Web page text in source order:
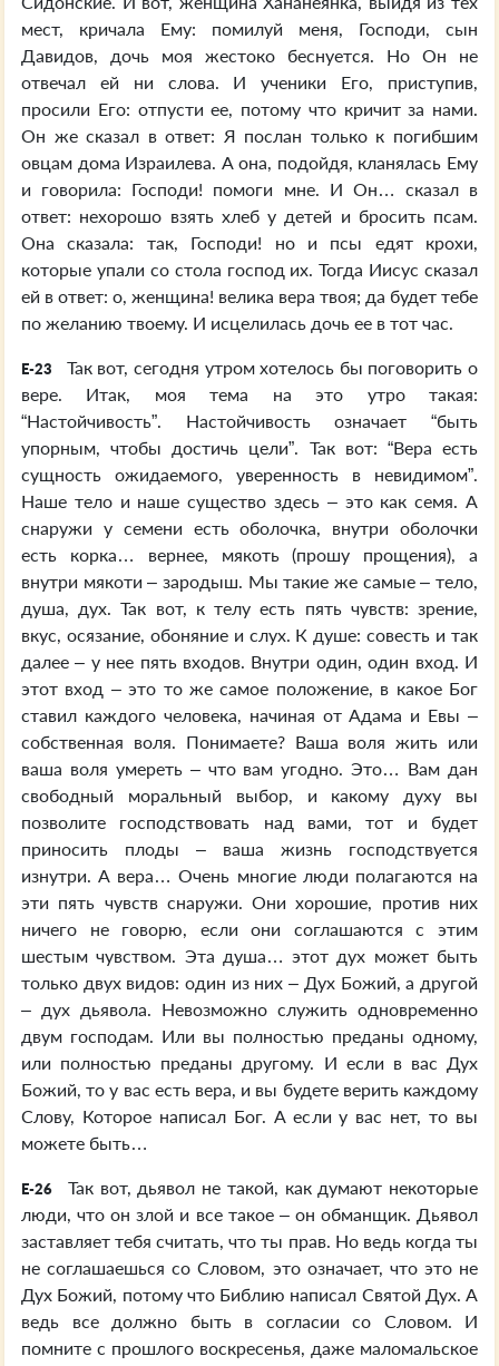
мест, кричала Ему: помилуй меня, Господи, сын
Давидов, дочь моя жестоко беснуется. Но Он не
отвечал ей ни слова. И ученики Его, приступив,
просили Его: отпусти ее, потому что кричит за нами.
Он же сказал в ответ: Я послан только к погибшим
овцам дома Израилева. А она, подойдя, кланялась Ему
и говорила: Господи! помоги мне. И Он… сказал в
ответ: нехорошо взять хлеб у детей и бросить псам.
Она сказала: так, Господи! но и псы едят крохи,
которые упали со стола господ их. Тогда Иисус сказал
ей в ответ: о, женщина! велика вера твоя; да будет тебе
по желанию твоему. И исцелилась дочь ее в тот час.
E-23
Так вот, сегодня утром хотелось бы поговорить о
вере. Итак, моя тема на это утро такая:
“Настойчивость”. Настойчивость означает “быть
упорным, чтобы достичь цели”. Так вот: “Вера есть
сущность ожидаемого, уверенность в невидимом”.
Наше тело и наше существо здесь – это как семя. А
снаружи у семени есть оболочка, внутри оболочки
есть корка… вернее, мякоть (прошу прощения), а
внутри мякоти – зародыш. Мы такие же самые – тело,
душа, дух. Так вот, к телу есть пять чувств: зрение,
вкус, осязание, обоняние и слух. К душе: совесть и так
далее – у нее пять входов. Внутри один, один вход. И
этот вход – это то же самое положение, в какое Бог
ставил каждого человека, начиная от Адама и Евы –
собственная воля. Понимаете? Ваша воля жить или
ваша воля умереть – что вам угодно. Это… Вам дан
свободный моральный выбор, и какому духу вы
позволите господствовать над вами, тот и будет
приносить плоды – ваша жизнь господствуется
изнутри. А вера… Очень многие люди полагаются на
эти пять чувств снаружи. Они хорошие, против них
ничего не говорю, если они соглашаются с этим
шестым чувством. Эта душа… этот дух может быть
только двух видов: один из них – Дух Божий, а другой
– дух дьявола. Невозможно служить одновременно
двум господам. Или вы полностью преданы одному,
или полностью преданы другому. И если в вас Дух
Божий, то у вас есть вера, и вы будете верить каждому
Слову, Которое написал Бог. А если у вас нет, то вы
можете быть…
E-26
Так вот, дьявол не такой, как думают некоторые
люди, что он злой и все такое – он обманщик. Дьявол
заставляет тебя считать, что ты прав. Но ведь когда ты
не соглашаешься со Словом, это означает, что это не
Дух Божий, потому что Библию написал Святой Дух. А
ведь все должно быть в согласии со Словом. И
помните с прошлого воскресенья, даже маломальское